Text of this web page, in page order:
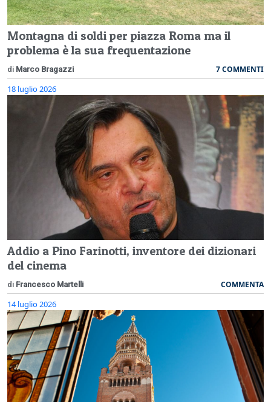
Montagna di soldi per piazza Roma ma il
problema è la sua frequentazione
di Marco Bragazzi 7 COMMENTI
18 luglio 2026
Addio a Pino Farinotti, inventore dei dizionari
del cinema
di Francesco Martelli COMMENTA
14 luglio 2026